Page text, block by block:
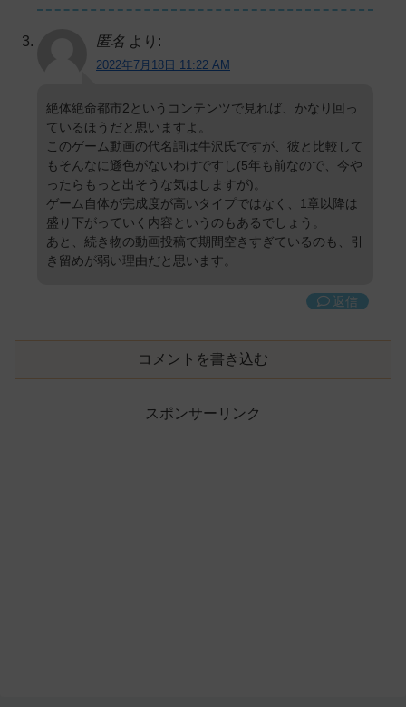
匿名 より:
2022年7月18日 11:22 AM
絶体絶命都市2というコンテンツで見れば、かなり回っ
ているほうだと思いますよ。
このゲーム動画の代名詞は牛沢氏ですが、彼と比較して
もそんなに遜色がないわけですし(5年も前なので、今や
ったらもっと出そうな気はしますが)。
ゲーム自体が完成度が高いタイプではなく、1章以降は
盛り下がっていく内容というのもあるでしょう。
あと、続き物の動画投稿で期間空きすぎているのも、引
き留めが弱い理由だと思います。
返信
コメントを書き込む
スポンサーリンク